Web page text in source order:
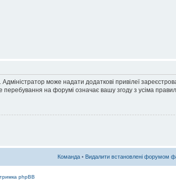
може надати додаткові привілеї
на форумі означає вашу згоду з усіма
Команда • Видалити встановлені форумом
phpBB